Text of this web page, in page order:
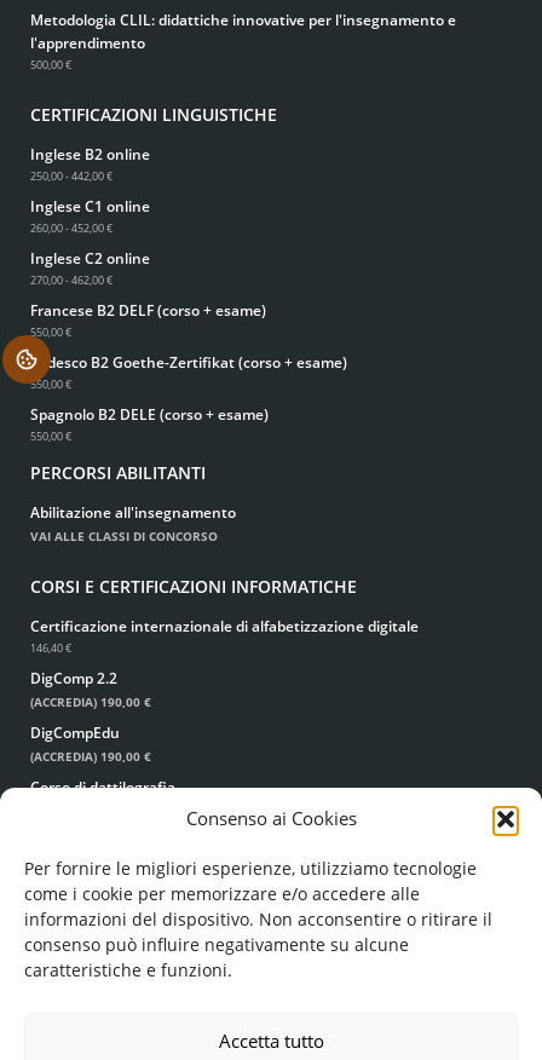
Consenso ai Cookies
Per fornire le migliori esperienze, utilizziamo tecnologie
come i cookie per memorizzare e/o accedere alle
informazioni del dispositivo. Non acconsentire o ritirare il
consenso può influire negativamente su alcune
caratteristiche e funzioni.
Accetta tutto
Metodologia CLIL: didattiche innovative per l'insegnamento e
l'apprendimento
500,00 €
CERTIFICAZIONI LINGUISTICHE
Inglese B2 online
250,00 - 442,00 €
Inglese C1 online
260,00 - 452,00 €
Inglese C2 online
270,00 - 462,00 €
Francese B2 DELF (corso + esame)
550,00 €
Tedesco B2 Goethe-Zertifikat (corso + esame)
550,00 €
Spagnolo B2 DELE (corso + esame)
550,00 €
PERCORSI ABILITANTI
Abilitazione all'insegnamento
VAI ALLE CLASSI DI CONCORSO
CORSI E CERTIFICAZIONI INFORMATICHE
Certificazione internazionale di alfabetizzazione digitale
146,40 €
DigComp 2.2
(ACCREDIA) 190,00 €
DigCompEdu
(ACCREDIA) 190,00 €
Corso di dattilografia
.